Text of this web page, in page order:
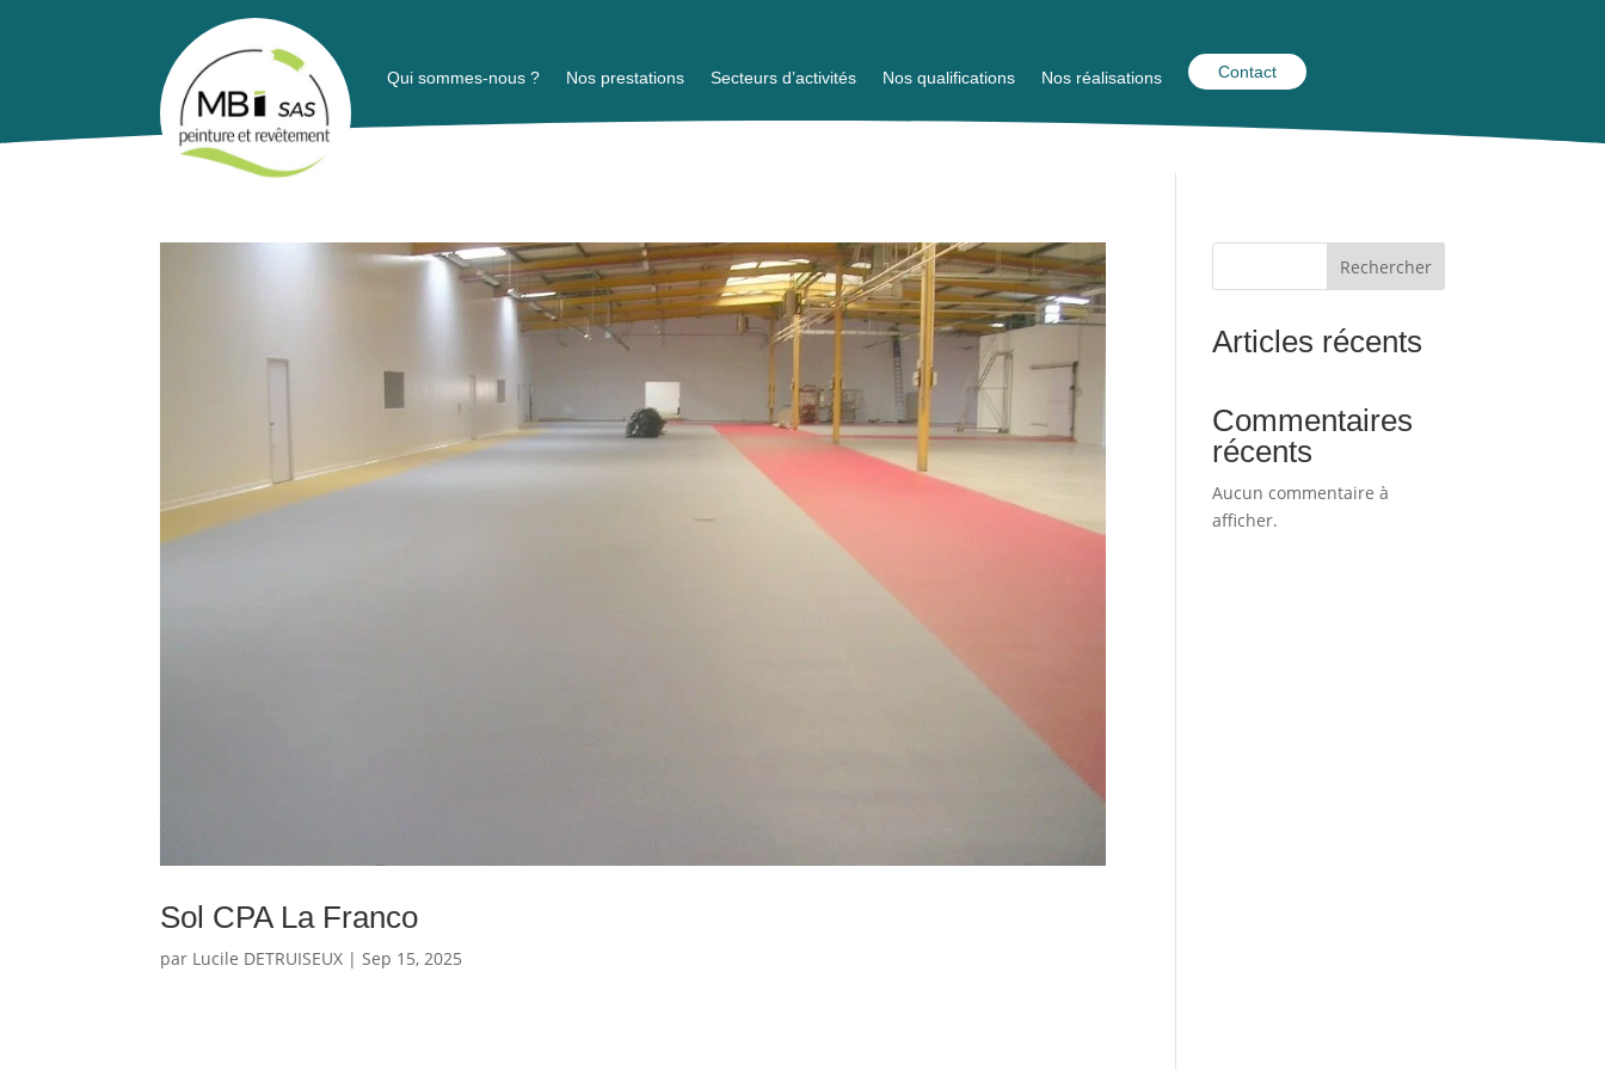
Qui sommes-nous ? Nos prestations Secteurs d’activités Nos qualifications Nos réalisations Contact
Sol CPA La Franco
par Lucile DETRUISEUX |Sep 15, 2025
Rechercher
Articles récents
Commentaires
récents
Aucun commentaire à
afficher.